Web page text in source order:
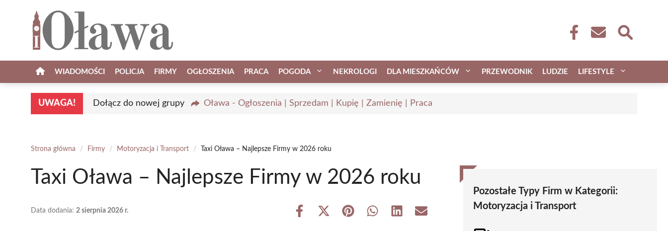
WIADOMOŚCI POLICJA FIRMY OGŁOSZENIA PRACA POGODA NEKROLOGI DLA MIESZKAŃCÓW PRZEWODNIK LUDZIE LIFESTYLE
UWAGA! Dołącz do nowej grupy Oława - Ogłoszenia | Sprzedam | Kupię | Zamienię | Praca
Strona główna / Firmy / Motoryzacja i Transport / Taxi Oława – Najlepsze Firmy w 2026 roku
Taxi Oława – Najlepsze Firmy w 2026 roku
Data dodania: 2 sierpnia 2026 r.
Share
Share Share Share Share Share
Pozostałe Typy Firm w Kategorii:
Motoryzacja i Transport